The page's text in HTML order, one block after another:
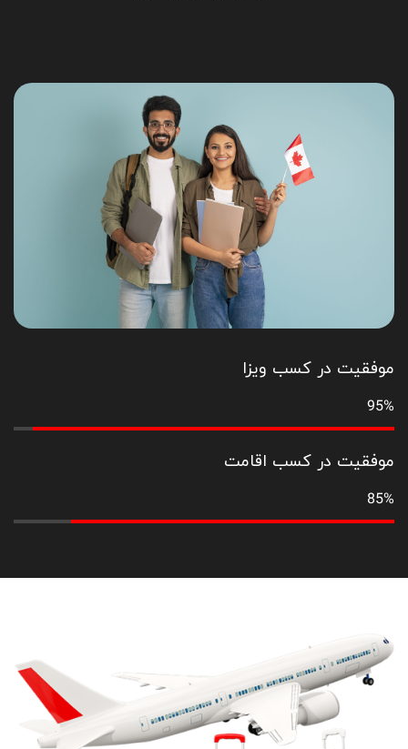
موفقیت در کسب ویزا
95%
موفقیت در کسب اقامت
85%